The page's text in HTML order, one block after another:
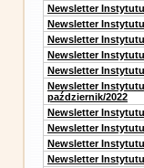
Newsletter
Newsletter
Newsletter
Newsletter
Newsletter
Newsletter
październik/2022
Newsletter
Newsletter
Newsletter
Newsletter